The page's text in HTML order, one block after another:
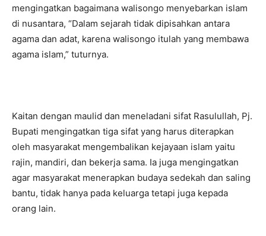
mengingatkan bagaimana walisongo menyebarkan islam
di nusantara, “Dalam sejarah tidak dipisahkan antara
agama dan adat, karena walisongo itulah yang membawa
agama islam,” tuturnya.
Kaitan dengan maulid dan meneladani sifat Rasulullah, Pj.
Bupati mengingatkan tiga sifat yang harus diterapkan
oleh masyarakat mengembalikan kejayaan islam yaitu
rajin, mandiri, dan bekerja sama. Ia juga mengingatkan
agar masyarakat menerapkan budaya sedekah dan saling
bantu, tidak hanya pada keluarga tetapi juga kepada
orang lain.